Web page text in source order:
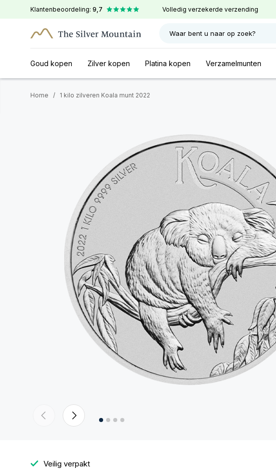
Klantenbeoordeling: 9,7 Volledig verzekerde verzending
Waar bent u naar op zoek?
Goud kopen Zilver kopen Platina kopen Verzamelmunten
Home / 1 kilo zilveren Koala munt 2022
Veilig verpakt